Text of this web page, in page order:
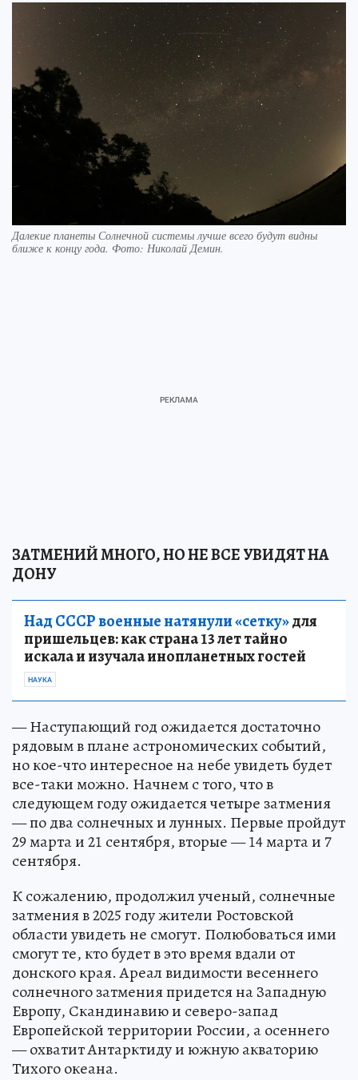
Далекие планеты Солнечной системы лучше всего будут видны
ближе к концу года. Фото: Николай Демин.
ЗАТМЕНИЙ МНОГО, НО НЕ ВСЕ УВИДЯТ НА
ДОНУ
Над СССР военные натянули «сетку»для
пришельцев: как страна 13 лет тайно
искала и изучала инопланетных гостей
НАУКА
— Наступающий год ожидается достаточно
рядовым в плане астрономических событий,
но кое-что интересное на небе увидеть будет
все-таки можно. Начнем с того, что в
следующем году ожидается четыре затмения
— по два солнечных и лунных. Первые пройдут
29 марта и 21 сентября, вторые — 14 марта и 7
сентября.
К сожалению, продолжил ученый, солнечные
затмения в 2025 году жители Ростовской
области увидеть не смогут. Полюбоваться ими
смогут те, кто будет в это время вдали от
донского края. Ареал видимости весеннего
солнечного затмения придется на Западную
Европу, Скандинавию и северо-запад
Европейской территории России, а осеннего
— охватит Антарктиду и южную акваторию
Тихого океана.